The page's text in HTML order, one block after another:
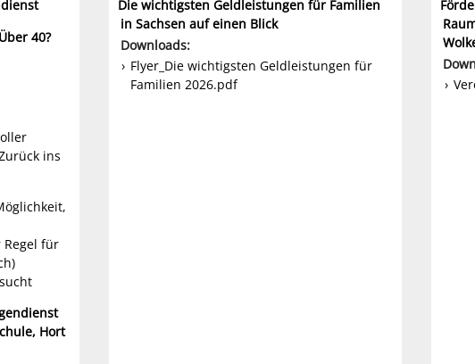
40?
ins
für
Hort
Die wichtigsten Geldleistungen für Familien
in Sachsen auf einen Blick
Downloads:
Flyer_Die wichtigsten Geldleistungen für
Familien 2026.pdf